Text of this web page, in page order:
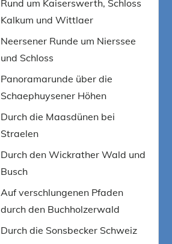
Rund um Kaiserswerth, Schloss
Kalkum und Wittlaer
Neersener Runde um Nierssee
und Schloss
Panoramarunde über die
Schaephuysener Höhen
Durch die Maasdünen bei
Straelen
Durch den Wickrather Wald und
Busch
Auf verschlungenen Pfaden
durch den Buchholzerwald
Durch die Sonsbecker Schweiz